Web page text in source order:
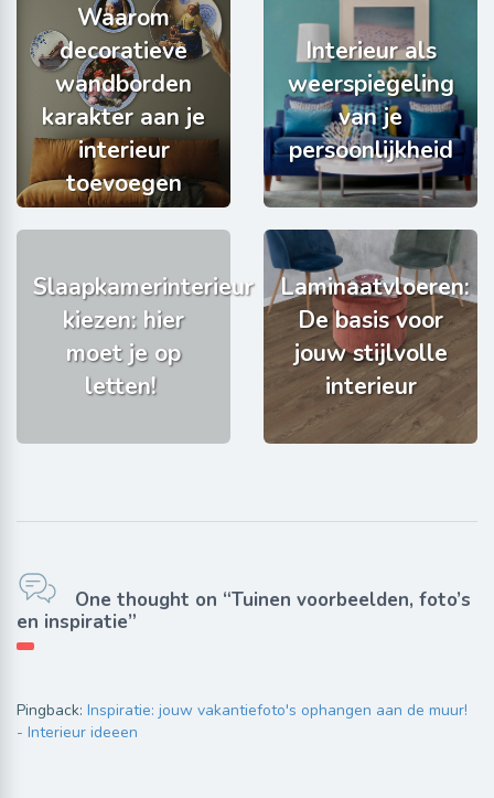
Waarom
decoratieve
wandborden
karakter aan je
interieur
toevoegen
Interieur als
weerspiegeling
van je
persoonlijkheid
Slaapkamerinterieur
kiezen: hier
moet je op
letten!
Laminaatvloeren:
De basis voor
jouw stijlvolle
interieur
One thought on “Tuinen voorbeelden, foto’s
en inspiratie”
Pingback: Inspiratie: jouw vakantiefoto's ophangen aan de muur!
- Interieur ideeen